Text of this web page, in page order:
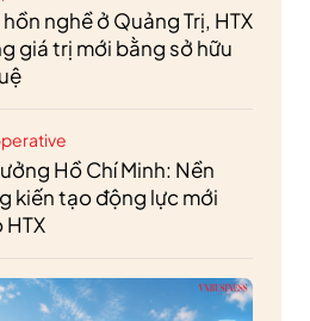
nghề ở Quảng Trị, HTX
giá trị mới bằng sở hữu
Hồ Chí Minh: Nền
kiến tạo động lực mới
HTX